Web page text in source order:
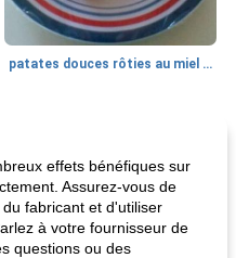
patates douces rôties au miel / kumara
effets bénéfiques sur
Assurez-vous de
fabricant et d'utiliser
à votre fournisseur de
questions ou des